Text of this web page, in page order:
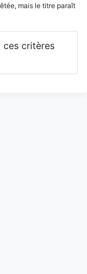
mais le titre paraît
ces critères